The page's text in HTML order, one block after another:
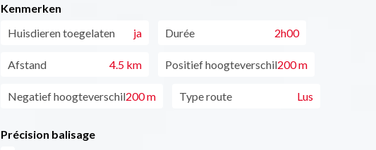
Kenmerken
Huisdieren toegelaten
ja Durée 2h00
Afstand 4.5 km Positief hoogteverschil200 m
Negatief hoogteverschil200 m Type route Lus
Précision balisage